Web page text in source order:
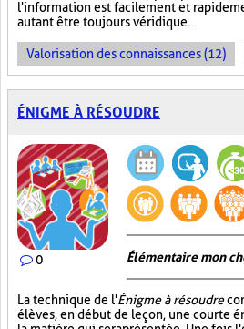
l'information est facilement et
autant être toujours véridique.
Valorisation des connaissances (12)
ÉNIGME À RÉSOUDRE
0 Élémentaire mon
La technique de l'Énigme à résoudre
élèves, en début de leçon, une courte